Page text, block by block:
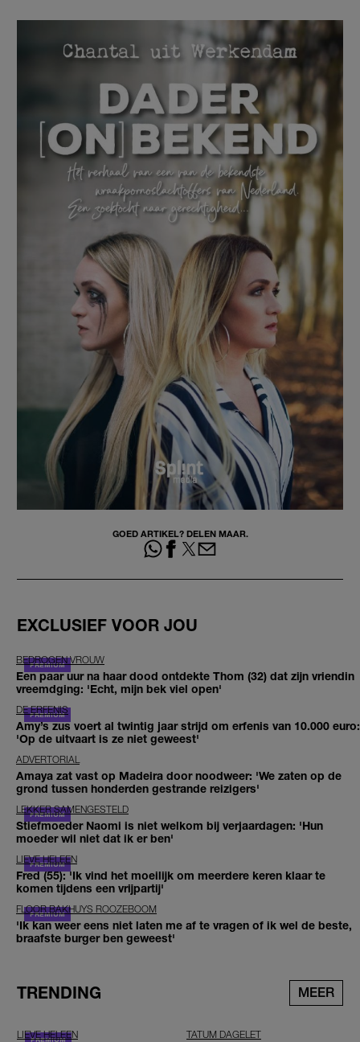
GOED ARTIKEL? DELEN MAAR.
EXCLUSIEF VOOR JOU
BEDROGEN VROUW
Een paar uur na haar dood ontdekte Thom (32) dat zijn vriendin
vreemdging: 'Echt, mijn bek viel open'
DE ERFENIS
Amy’s zus voert al twintig jaar strijd om erfenis van 10.000 euro:
'Op de uitvaart is ze niet geweest'
ADVERTORIAL
Amaya zat vast op Madeira door noodweer: 'We zaten op de
grond tussen honderden gestrande reizigers'
LEKKER SAMENGESTELD
Stiefmoeder Naomi is niet welkom bij verjaardagen: 'Hun
moeder wil niet dat ik er ben'
LIEVE HELEEN
Fred (55): 'Ik vind het moeilijk om meerdere keren klaar te
komen tijdens een vrijpartij'
FLOOR BAKHUYS ROOZEBOOM
'Ik kan weer eens niet laten me af te vragen of ik wel de beste,
braafste burger ben geweest'
TRENDING MEER
LIEVE HELEEN TATUM DAGELET